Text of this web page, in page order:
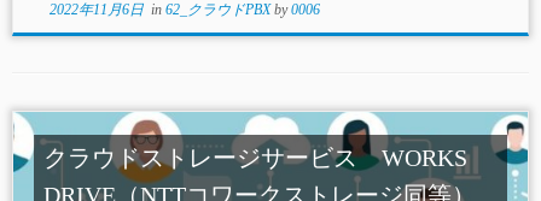
2022年11月6日in 62_クラウドPBXby0006
クラウドストレージサービス WORKS
DRIVE（NTTコワークストレージ同等）